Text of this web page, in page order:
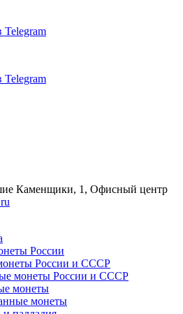
Telegram
Telegram
Каменщики, 1, Офисный центр
России
России и СССР
монеты России и СССР
монеты
монеты